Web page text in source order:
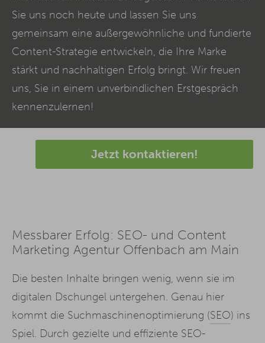
Sie uns noch heute und lassen Sie uns
gemeinsam eine außergewöhnliche und fundierte
Content-Strategie entwickeln, die Ihre Marke
stärkt und nachhaltigen Erfolg bringt. Wir freuen
uns, Sie in einem unverbindlichen Erstgespräch
kennenzulernen!
Jetzt kontaktieren!
Messbarer Erfolg: SEO- und Content
Marketing Agentur Offenbach am Main
Die besten Inhalte bringen wenig, wenn sie im
digitalen Dschungel untergehen. Genau hier
kommt die Suchmaschinenoptimierung (SEO) ins
Spiel. Durch gezielte und effiziente SEO-